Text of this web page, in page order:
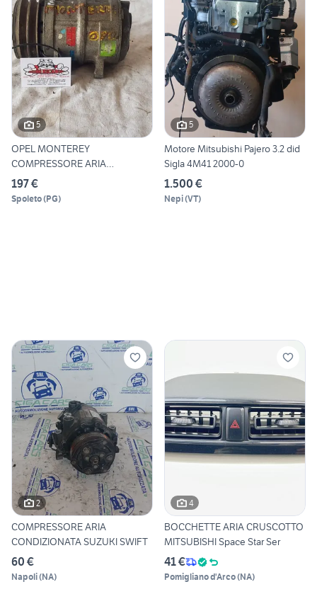
5
OPEL MONTEREY
COMPRESSORE ARIA
CONDIZIONATA
197 €
Spoleto(PG)
5
Motore Mitsubishi Pajero 3.2 did
Sigla 4M41 2000-0
1.500 €
Nepi(VT)
2
COMPRESSORE ARIA
CONDIZIONATA SUZUKI SWIFT
60 €
Napoli(NA)
4
BOCCHETTE ARIA CRUSCOTTO
MITSUBISHI Space Star Ser
41 €
Pomigliano d'Arco(NA)